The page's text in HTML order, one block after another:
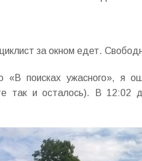
за окном едет.
поисках ужасного», я
так и осталось). В 12:02